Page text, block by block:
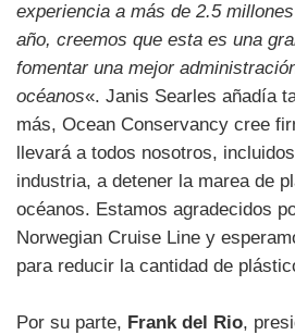
experiencia a más de 2.5
año, creemos que esta es una
fomentar una mejor
océanos«. Janis Searles añadía
más, Ocean Conservancy cree
llevará a todos nosotros,
industria, a detener la marea de
océanos. Estamos agradecidos
Norwegian Cruise Line y
para reducir la cantidad de
Por su parte, Frank del Rio,